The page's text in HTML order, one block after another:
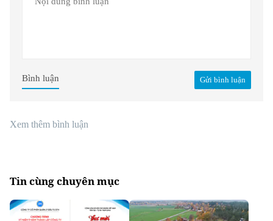
Gửi bình luận
Bình luận
Xem thêm bình luận
Tin cùng chuyên mục